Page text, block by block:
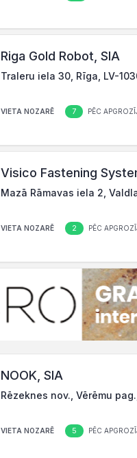
Riga Gold Robot, SIA
Traleru iela 30, Rīga, LV-
VIETA NOZARĒ 7 PĒC
Visico Fastening
Mazā Rāmavas iela 2,
VIETA NOZARĒ 2 PĒC
NOOK, SIA
Rēzeknes nov., Vērēmu
VIETA NOZARĒ 5 PĒC